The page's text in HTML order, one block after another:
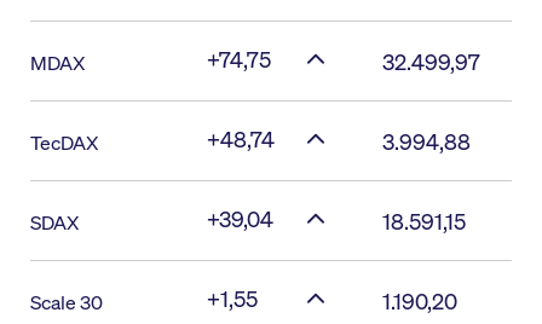
MDAX +74,75 32.499,97
TecDAX +48,74 3.994,88
SDAX +39,04 18.591,15
Scale 30 +1,55 1.190,20